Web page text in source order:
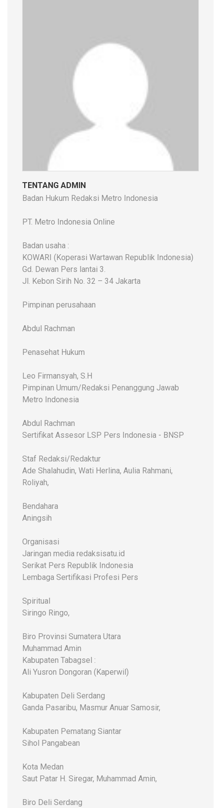
TENTANG ADMIN
Badan Hukum Redaksi Metro Indonesia
PT. Metro Indonesia Online
Badan usaha :
KOWARI (Koperasi Wartawan Republik Indonesia)
Gd. Dewan Pers lantai 3.
Jl. Kebon Sirih No. 32 – 34 Jakarta
Pimpinan perusahaan
Abdul Rachman
Penasehat Hukum
Leo Firmansyah, S.H
Pimpinan Umum/Redaksi Penanggung Jawab
Metro Indonesia
Abdul Rachman
Sertifikat Assesor LSP Pers Indonesia - BNSP
Staf Redaksi/Redaktur
Ade Shalahudin, Wati Herlina, Aulia Rahmani,
Roliyah,
Bendahara
Aningsih
Organisasi
Jaringan media redaksisatu.id
Serikat Pers Republik Indonesia
Lembaga Sertifikasi Profesi Pers
Spiritual
Siringo Ringo,
Biro Provinsi Sumatera Utara
Muhammad Amin
Kabupaten Tabagsel :
Ali Yusron Dongoran (Kaperwil)
Kabupaten Deli Serdang
Ganda Pasaribu, Masmur Anuar Samosir,
Kabupaten Pematang Siantar
Sihol Pangabean
Kota Medan
Saut Patar H. Siregar, Muhammad Amin,
Biro Deli Serdang